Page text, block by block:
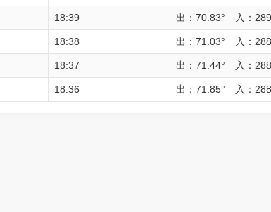
18:39 出：70.83° 入：
18:38 出：71.03° 入：
18:37 出：71.44° 入：
18:36 出：71.85° 入：